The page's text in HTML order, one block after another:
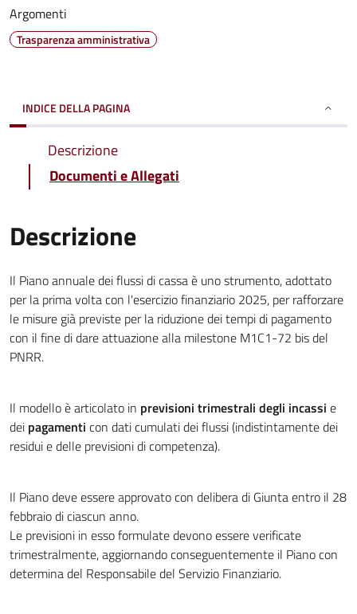
Argomenti
Trasparenza amministrativa
INDICE DELLA PAGINA
Descrizione
Documenti e Allegati
Descrizione
Il Piano annuale dei flussi di cassa è uno strumento, adottato
per la prima volta con l'esercizio finanziario 2025, per rafforzare
le misure già previste per la riduzione dei tempi di pagamento
con il fine di dare attuazione alla milestone M1C1-72 bis del
PNRR.
Il modello è articolato in previsioni trimestrali degli incassi e
dei pagamenti con dati cumulati dei flussi (indistintamente dei
residui e delle previsioni di competenza).
Il Piano deve essere approvato con delibera di Giunta entro il 28
febbraio di ciascun anno.
Le previsioni in esso formulate devono essere verificate
trimestralmente, aggiornando conseguentemente il Piano con
determina del Responsabile del Servizio Finanziario.